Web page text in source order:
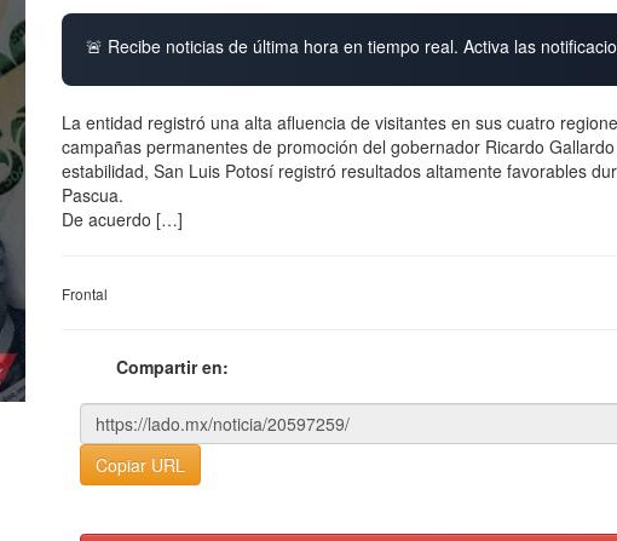
🚨 Recibe noticias de última hora en tiempo real. Activa las
La entidad registró una alta afluencia de visitantes en sus cuatro
campañas permanentes de promoción del gobernador Ricardo
estabilidad, San Luis Potosí registró resultados altamente favorables
Pascua.
De acuerdo […]
Frontal
Compartir en:
Copiar URL